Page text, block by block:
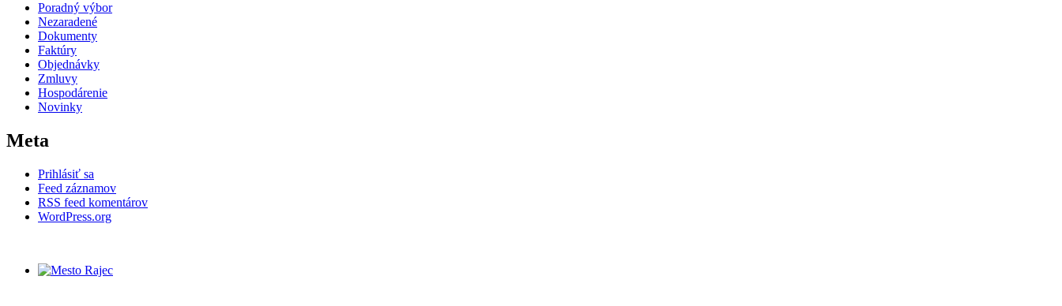
Poradný výbor
Nezaradené
Dokumenty
Faktúry
Objednávky
Zmluvy
Hospodárenie
Novinky
Meta
Prihlásiť sa
Feed záznamov
RSS feed komentárov
WordPress.org